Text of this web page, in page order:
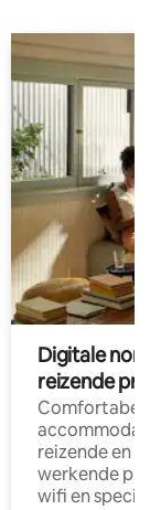
Digitale
reizende
Comfortabele
reizende en
werkende
wifi en